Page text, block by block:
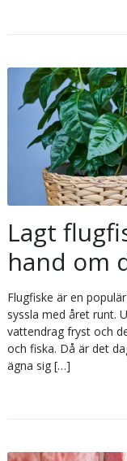
Lagt
hand om
Flugfiske är en
syssla med året runt.
vattendrag fryst och
och fiska. Då är det
ägna sig […]